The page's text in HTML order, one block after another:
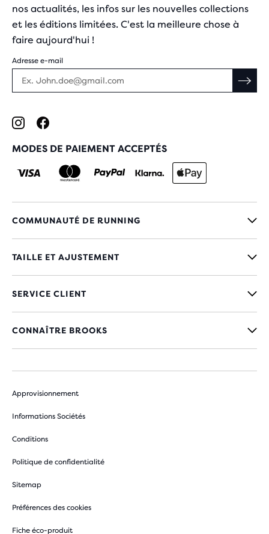
nos actualités, les infos sur les nouvelles collections
et les éditions limitées. C'est la meilleure chose à
faire aujourd'hui !
Adresse e-mail
MODES DE PAIEMENT ACCEPTÉS
COMMUNAUTÉ DE RUNNING
TAILLE ET AJUSTEMENT
SERVICE CLIENT
CONNAÎTRE BROOKS
Approvisionnement
Informations Sociétés
Conditions
Politique de confidentialité
Sitemap
Préférences des cookies
Fiche éco-produit